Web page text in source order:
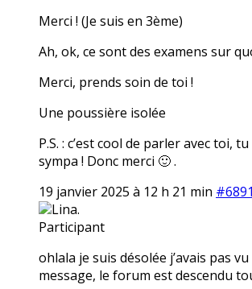
Merci ! (Je suis en 3ème)
Ah, ok, ce sont des examens sur
Merci, prends soin de toi !
Une poussière isolée
P.S. : c’est cool de parler avec toi,
sympa ! Donc merci 🙂 .
19 janvier 2025 à 12 h 21 min
Lina.
Participant
ohlala je suis désolée j’avais pas vu
message, le forum est descendu